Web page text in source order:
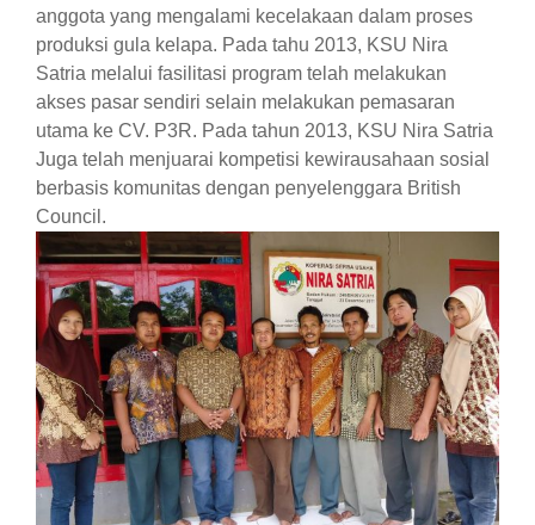
anggota yang mengalami kecelakaan dalam proses
produksi gula kelapa. Pada tahu 2013, KSU Nira
Satria melalui fasilitasi program telah melakukan
akses pasar sendiri selain melakukan pemasaran
utama ke CV. P3R. Pada tahun 2013, KSU Nira Satria
Juga telah menjuarai kompetisi kewirausahaan sosial
berbasis komunitas dengan penyelenggara British
Council.